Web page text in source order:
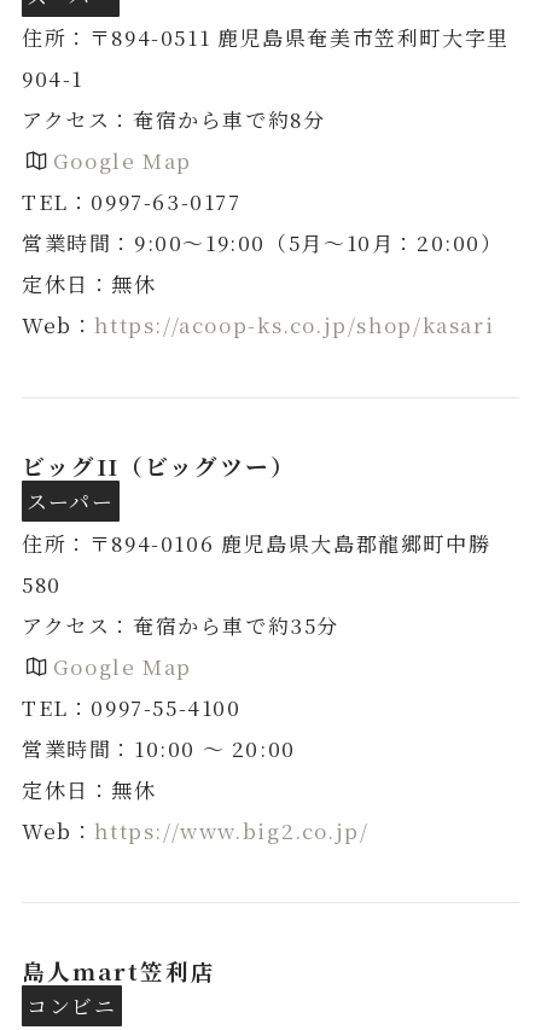
住所：〒894-0511 鹿児島県奄美市笠利町大字里
904-1
アクセス：奄宿から車で約8分
Google Map
TEL：0997-63-0177
営業時間：9:00〜19:00（5月～10月：20:00）
定休日：無休
Web：https://acoop-ks.co.jp/shop/kasari
ビッグII （ビッグツー）
スーパー
住所：〒894-0106 鹿児島県大島郡龍郷町中勝
580
アクセス：奄宿から車で約35分
Google Map
TEL：0997-55-4100
営業時間：10:00 ～ 20:00
定休日：無休
Web：https://www.big2.co.jp/
島人mart笠利店
コンビニ